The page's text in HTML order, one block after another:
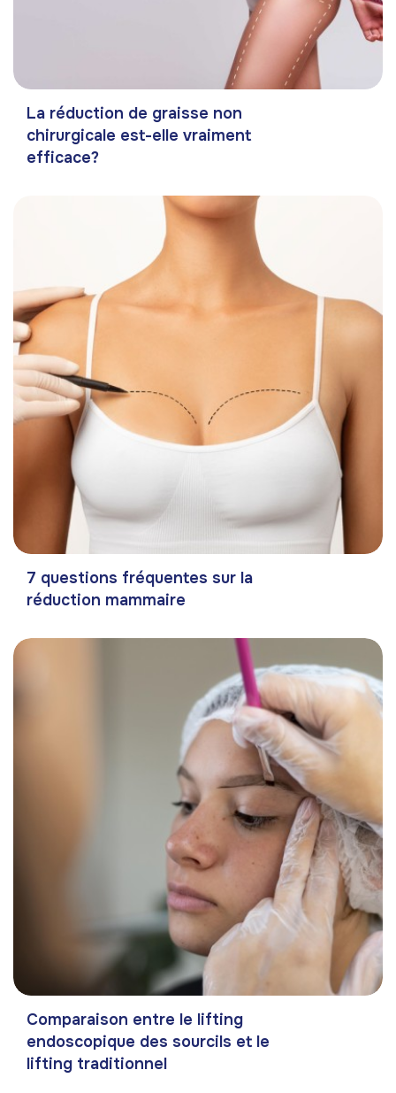
La réduction de graisse non
chirurgicale est-elle vraiment
efficace?
7 questions fréquentes sur la
réduction mammaire
Comparaison entre le lifting
endoscopique des sourcils et le
lifting traditionnel